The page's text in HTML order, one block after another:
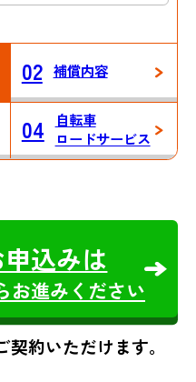
02 補償内容
04
自転車
ロードサービス
申込みは
お進みください
約いただけます。